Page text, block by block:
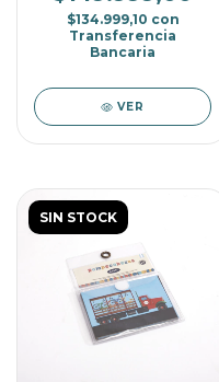
$134.999,10 con
Transferencia
Bancaria
VER
SIN STOCK